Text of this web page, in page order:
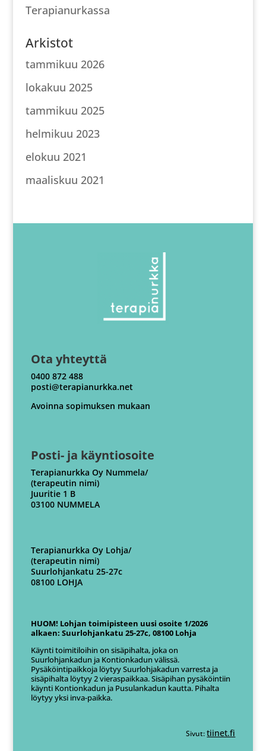
Terapianurkassa
Arkistot
tammikuu 2026
lokakuu 2025
tammikuu 2025
helmikuu 2023
elokuu 2021
maaliskuu 2021
Ota yhteyttä
0400 872 488
posti@terapianurkka.net
Avoinna sopimuksen mukaan
Posti- ja käyntiosoite
Terapianurkka Oy Nummela/
(terapeutin nimi)
Juuritie 1 B
03100 NUMMELA
Terapianurkka Oy Lohja/
(terapeutin nimi)
Suurlohjankatu 25-27c
08100 LOHJA
HUOM! Lohjan toimipisteen uusi osoite 1/2026
alkaen: Suurlohjankatu 25-27c, 08100 Lohja
Käynti toimitiloihin on sisäpihalta, joka on
Suurlohjankadun ja Kontionkadun välissä.
Pysäköintipaikkoja löytyy Suurlohjakadun varresta ja
sisäpihalta löytyy 2 vieraspaikkaa. Sisäpihan pysäköintiin
käynti Kontionkadun ja Pusulankadun kautta. Pihalta
löytyy yksi inva-paikka.
Sivut:tiinet.fi